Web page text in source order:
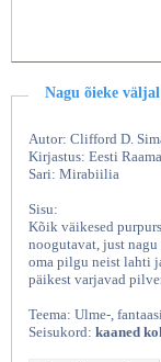
Nagu õieke väljal
Autor: Clifford D.
Kirjastus: Eesti
Sari: Mirabiilia
Sisu:
Kõik väikesed
noogutavat, just
oma pilgu neist lahti
päikest varjavad
Teema: Ulme-,
Seisukord: kaaned